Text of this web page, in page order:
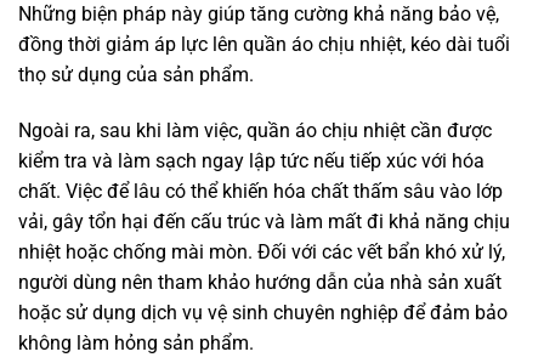
Những biện pháp này giúp tăng cường khả năng bảo vệ,
đồng thời giảm áp lực lên quần áo chịu nhiệt, kéo dài tuổi
thọ sử dụng của sản phẩm.
Ngoài ra, sau khi làm việc, quần áo chịu nhiệt cần được
kiểm tra và làm sạch ngay lập tức nếu tiếp xúc với hóa
chất. Việc để lâu có thể khiến hóa chất thấm sâu vào lớp
vải, gây tổn hại đến cấu trúc và làm mất đi khả năng chịu
nhiệt hoặc chống mài mòn. Đối với các vết bẩn khó xử lý,
người dùng nên tham khảo hướng dẫn của nhà sản xuất
hoặc sử dụng dịch vụ vệ sinh chuyên nghiệp để đảm bảo
không làm hỏng sản phẩm.